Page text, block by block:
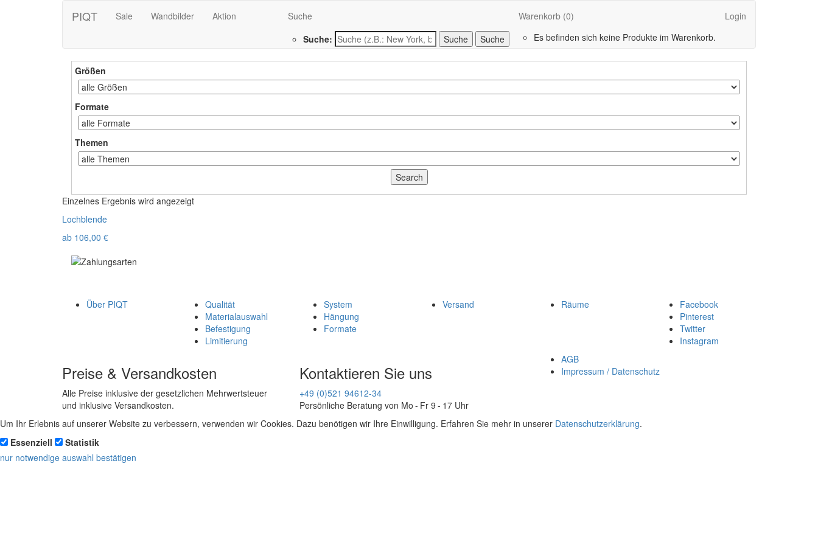
PIQT Sale Wandbilder Aktion
Suche
Suche:
Suche
Warenkorb (0)
Es befinden sich keine Produkte im Warenkorb.
Login
Größen
Formate
Themen
Einzelnes Ergebnis wird angezeigt
Lochblende
ab 106,00 €
Über PIQT
Qualität
Materialauswahl
Befestigung
Limitierung
System
Hängung
Formate
Versand Räume
Facebook
Pinterest
Twitter
Instagram
Preise & Versandkosten
Alle Preise inklusive der gesetzlichen Mehrwertsteuer
und inklusive Versandkosten.
Kontaktieren Sie uns
+49 (0)521 94612-34
Persönliche Beratung von Mo - Fr 9 - 17 Uhr
AGB
Impressum / Datenschutz
Um Ihr Erlebnis auf unserer Website zu verbessern, verwenden wir Cookies. Dazu benötigen wir Ihre Einwilligung. Erfahren Sie mehr in unserer Datenschutzerklärung.
Essenziell
Statistik
nur notwendige auswahl bestätigen